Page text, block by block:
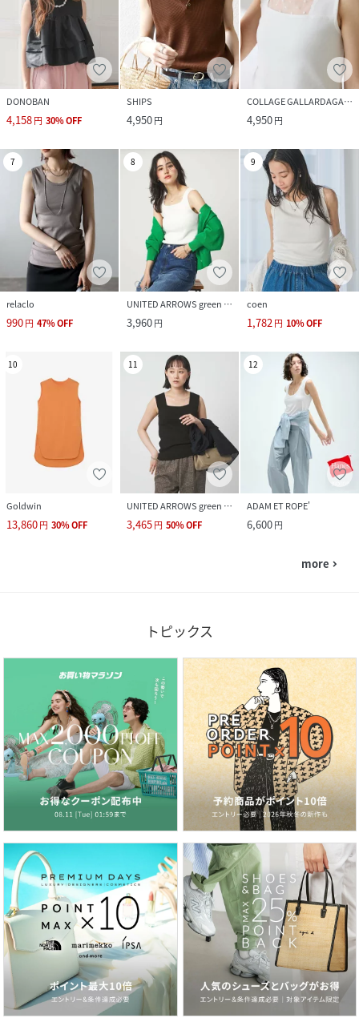
DONOBAN
4,158円 30%OFF
SHIPS
4,950円
COLLAGE GALLARDAGALANTE
4,950円
7
relaclo
990円 47%OFF
8
UNITED ARROWS green label relaxing
3,960円
9
coen
1,782 円 10%OFF
10
Goldwin
13,860円 30%OFF
11
UNITED ARROWS green label relaxing
3,465円 50%OFF
12
ADAM ET ROPE'
6,600円
more navigate_next
トピックス